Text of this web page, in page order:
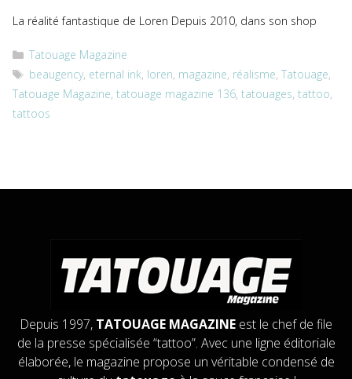
La réalité fantastique de Loren Depuis 2010, dans son shop
Catégories
Tatouage Magazine
Étiquettes
beaugency, eternal ink, loren, magazine, réalisme,Tatouage,
Tatouage Magazine, tatouage magazine 136, tatouages, tattoo,
tattoos
Depuis 1997, TATOUAGE MAGAZINE est le chef de file
de la presse spécialisée “tattoo”. Avec une ligne éditoriale
élaborée, le magazine propose un véritable condensé de